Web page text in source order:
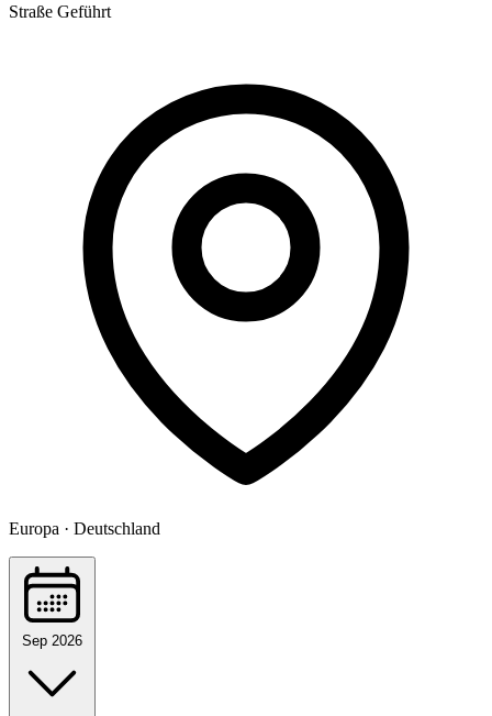
Straße Geführt
Europa · Deutschland
Sep 2026